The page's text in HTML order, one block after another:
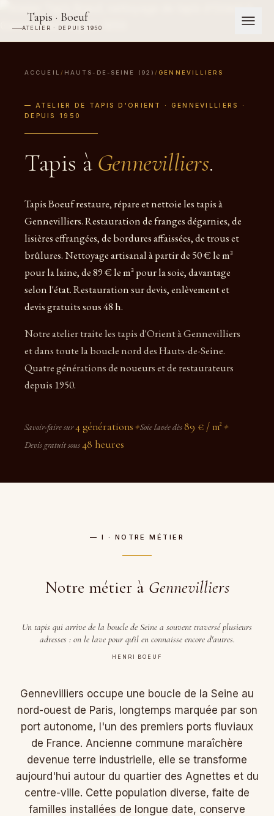
Tapis · Boeuf
ATELIER · DEPUIS 1950
ACCUEIL / HAUTS-DE-SEINE (92) / GENNEVILLIERS
— ATELIER DE TAPIS D'ORIENT · GENNEVILLIERS ·
DEPUIS 1950
Tapis à Gennevilliers.
Tapis Boeuf restaure, répare et nettoie les tapis à
Gennevilliers. Restauration de franges dégarnies, de
lisières effrangées, de bordures affaissées, de trous et
brûlures. Nettoyage artisanal à partir de 50 € le m²
pour la laine, de 89 € le m² pour la soie, davantage
selon l'état. Restauration sur devis, enlèvement et
devis gratuits sous 48 h.
Notre atelier traite les tapis d'Orient à Gennevilliers
et dans toute la boucle nord des Hauts-de-Seine.
Quatre générations de noueurs et de restaurateurs
depuis 1950.
Savoir-faire sur4 générations ✦Soie lavée dès 89 € / m² ✦
Devis gratuit sous48 heures
— I · NOTRE MÉTIER
Notre métier à Gennevilliers
Un tapis qui arrive de la boucle de Seine a souvent traversé plusieurs
adresses : on le lave pour qu'il en connaisse encore d'autres.
HENRI BOEUF
Gennevilliers occupe une boucle de la Seine au
nord-ouest de Paris, longtemps marquée par son
port autonome, l'un des premiers ports fluviaux
de France. Ancienne commune maraîchère
devenue terre industrielle, elle se transforme
aujourd'hui autour du quartier des Agnettes et du
centre-ville. Cette population diverse, faite de
familles installées de longue date, conserve